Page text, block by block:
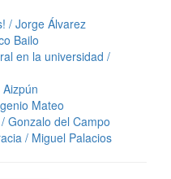
/ Jorge Álvarez
Bailo
en la universidad /
Mateo
Gonzalo del Campo
/ Miguel Palacios